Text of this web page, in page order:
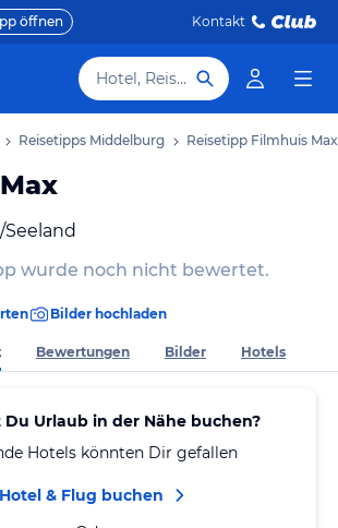
öffnen Kontakt
Hotel, Reiseziel
Reisetipps Middelburg Reisetipp Filmhuis Max
wurde noch nicht bewertet.
Bilder hochladen
Bewertungen Bilder Hotels
Du Urlaub in der Nähe buchen?
Hotels könnten Dir gefallen
Hotel & Flug buchen